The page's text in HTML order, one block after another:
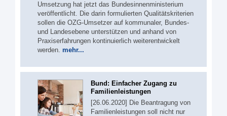
Umsetzung hat jetzt das Bundesinnenministerium
veröffentlicht. Die darin formulierten Qualitätskriterien
sollen die OZG-Umsetzer auf kommunaler, Bundes-
und Landesebene unterstützen und anhand von
Praxiserfahrungen kontinuierlich weiterentwickelt
werden. mehr...
Bund: Einfacher Zugang zu
Familienleistungen
[26.06.2020] Die Beantragung von
Familienleistungen soll nicht nur